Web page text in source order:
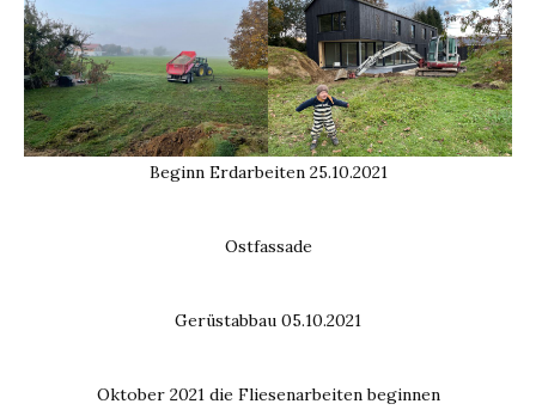
Beginn Erdarbeiten 25.10.2021
Ostfassade
Gerüstabbau 05.10.2021
Oktober 2021 die Fliesenarbeiten beginnen